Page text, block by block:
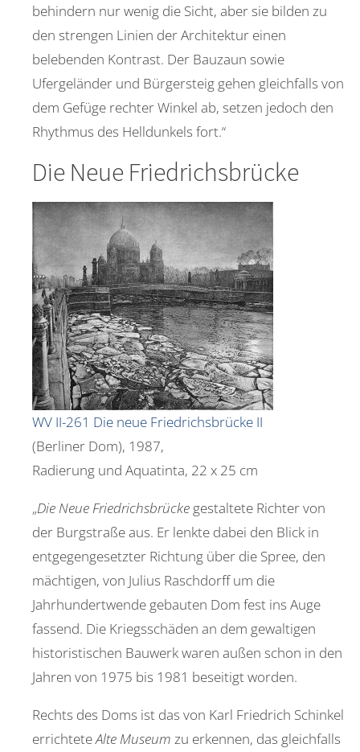
behindern nur wenig die Sicht, aber sie bilden zu
den strengen Linien der Architektur einen
belebenden Kontrast. Der Bauzaun sowie
Ufergeländer und Bürgersteig gehen gleichfalls von
dem Gefüge rechter Winkel ab, setzen jedoch den
Rhythmus des Helldunkels fort.“
Die Neue Friedrichsbrücke
WV II-261 Die neue Friedrichsbrücke II
(Berliner Dom), 1987,
Radierung und Aquatinta, 22 x 25 cm
„Die Neue Friedrichsbrücke gestaltete Richter von
der Burgstraße aus. Er lenkte dabei den Blick in
entgegengesetzter Richtung über die Spree, den
mächtigen, von Julius Raschdorff um die
Jahrhundertwende gebauten Dom fest ins Auge
fassend. Die Kriegsschäden an dem gewaltigen
historistischen Bauwerk waren außen schon in den
Jahren von 1975 bis 1981 beseitigt worden.
Rechts des Doms ist das von Karl Friedrich Schinkel
errichteteAlte Museum zu erkennen, das gleichfalls